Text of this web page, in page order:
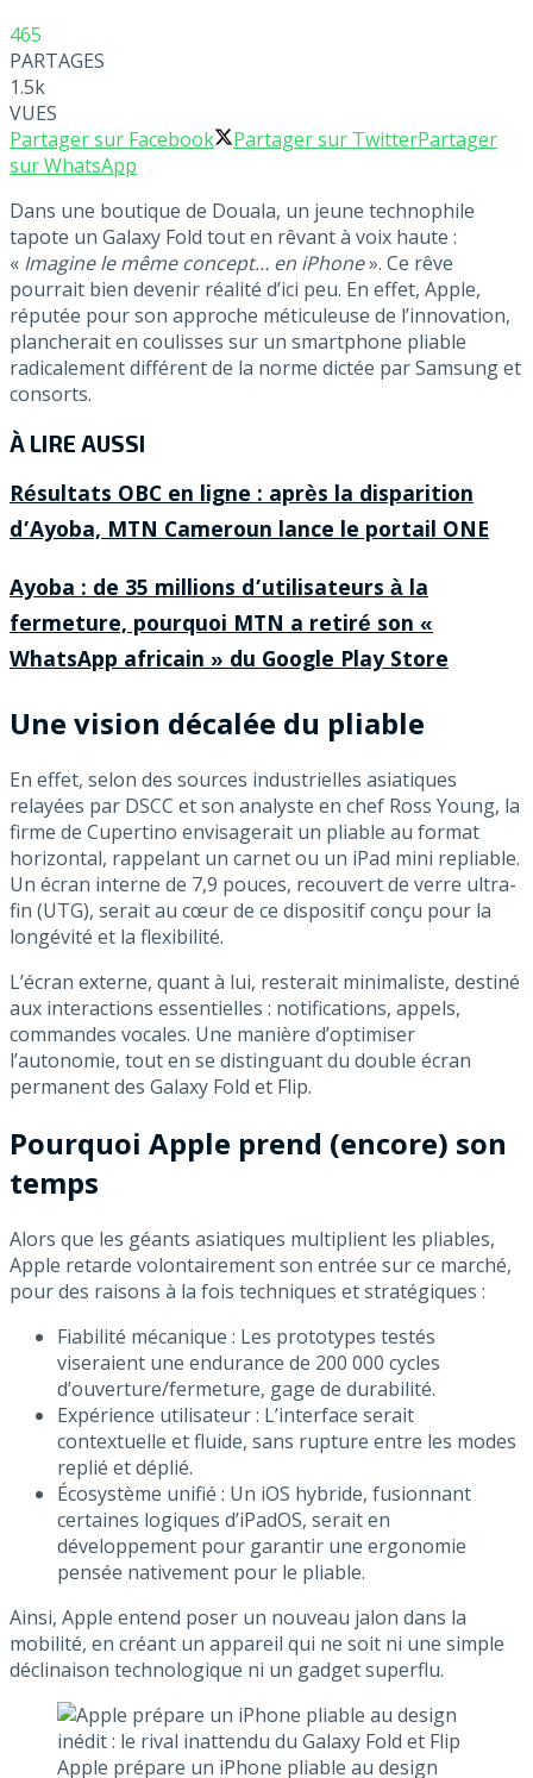
465
PARTAGES
1.5k
VUES
Partager sur Facebook
Partager sur TwitterPartager
sur WhatsApp
Dans une boutique de Douala, un jeune technophile
tapote un Galaxy Fold tout en rêvant à voix haute :
« Imagine le même concept… en iPhone». Ce rêve
pourrait bien devenir réalité d’ici peu. En effet, Apple,
réputée pour son approche méticuleuse de l’innovation,
plancherait en coulisses sur un smartphone pliable
radicalement différent de la norme dictée par Samsung et
consorts.
À LIRE AUSSI
Résultats OBC en ligne : après la disparition
d’Ayoba, MTN Cameroun lance le portail ONE
Ayoba : de 35 millions d’utilisateurs à la
fermeture, pourquoi MTN a retiré son «
WhatsApp africain » du Google Play Store
Une vision décalée du pliable
En effet, selon des sources industrielles asiatiques
relayées par DSCC et son analyste en chef Ross Young, la
firme de Cupertino envisagerait un pliable au format
horizontal, rappelant un carnet ou un iPad mini repliable.
Un écran interne de 7,9 pouces, recouvert de verre ultra-
fin (UTG), serait au cœur de ce dispositif conçu pour la
longévité et la flexibilité.
L’écran externe, quant à lui, resterait minimaliste, destiné
aux interactions essentielles : notifications, appels,
commandes vocales. Une manière d’optimiser
l’autonomie, tout en se distinguant du double écran
permanent des Galaxy Fold et Flip.
Pourquoi Apple prend (encore) son
temps
Alors que les géants asiatiques multiplient les pliables,
Apple retarde volontairement son entrée sur ce marché,
pour des raisons à la fois techniques et stratégiques :
Fiabilité mécanique : Les prototypes testés
viseraient une endurance de 200 000 cycles
d’ouverture/fermeture, gage de durabilité.
Expérience utilisateur : L’interface serait
contextuelle et fluide, sans rupture entre les modes
replié et déplié.
Écosystème unifié : Un iOS hybride, fusionnant
certaines logiques d’iPadOS, serait en
développement pour garantir une ergonomie
pensée nativement pour le pliable.
Ainsi, Apple entend poser un nouveau jalon dans la
mobilité, en créant un appareil qui ne soit ni une simple
déclinaison technologique ni un gadget superflu.
Apple prépare un iPhone pliable au design